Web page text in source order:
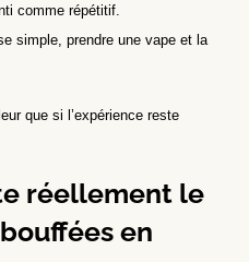
comme répétitif.
simple, prendre une vape et la
que si l’expérience reste
réellement le
en